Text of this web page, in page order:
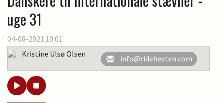
uge 31
04-08-2021 10:01
Kristine Ulsø Olsen
info@ridehesten.com